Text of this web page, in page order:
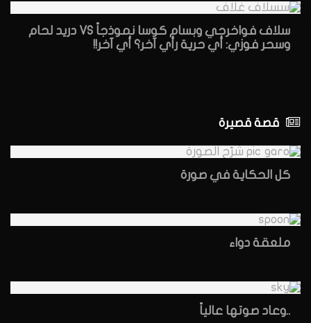
سلاف فواخرجي وبسام كوسا نموذجاً VS دريد لحام
وسحر فوزي: أي حرية رأي آخر؟ أي آخر!!
قصة قصيرة
كل الحكاية في صورة
ملعقة دواء
..وعاد صوتها عالياً